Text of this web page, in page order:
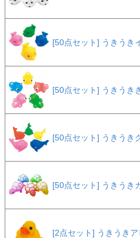
[50点セット] うきうき
[50点セット] うきうき
[50点セット] うきうき
[50点セット] うきうき
[2点セット] うきうき